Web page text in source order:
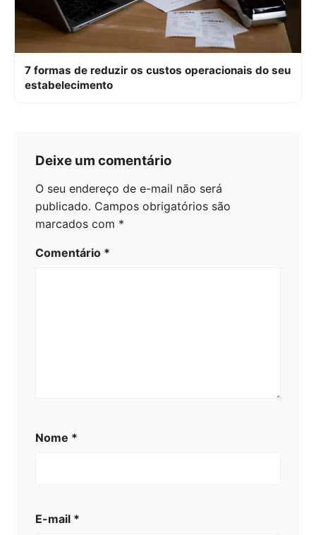
7 formas de reduzir os custos operacionais do seu
estabelecimento
Deixe um comentário
O seu endereço de e-mail não será
publicado. Campos obrigatórios são
marcados com *
Comentário *
Nome *
E-mail *